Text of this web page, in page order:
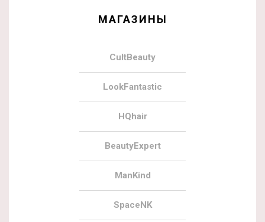
МАГАЗИНЫ
CultBeauty
LookFantastic
HQhair
BeautyExpert
ManKind
SpaceNK